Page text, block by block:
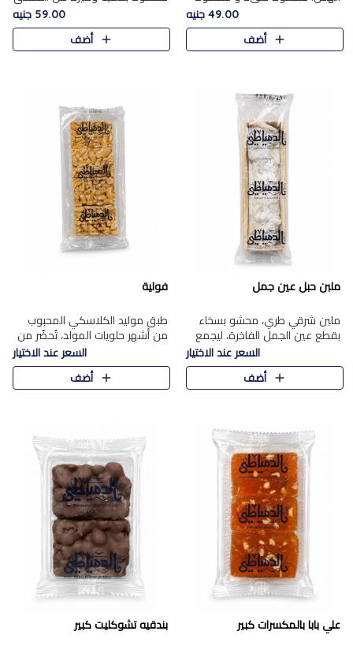
بـكمية وفيرة من الفستق الفاخر
لتمنحك نكهة مكسرات غنية
وقرمشة مميزة في كل قطعة و
49.00 جنيه
أضف
الفاخر لتمنحك نكهة غنية وقرمشة
مميزة في كل قطعة، لتجربة تجمع
بين الفخامة والمذاق..
59.00 جنيه
أضف
ملبن حبل عين جمل
ملبن شرقي طري، محشو بسخاء
بقطع عين الجمل الفاخرة، ليجمع
بين القوام الناعم وقرمشة الجوز
في مذاق شرقي أصيل.
السعر عند الاختيار
أضف
فولية
طبق موليد الكلاسكي المحبوب
من أشهر حلويات المولد، تُحضّر من
فول سوداني محمص بعناية
ومغلف بطبقة رقيقة من السكر
المكرمل، لتمنحك قرمشة أصيلة
السعر عند الاختيار
أضف
علي بابا بالمكسرات كبير بندقيه تشوكليت كبير